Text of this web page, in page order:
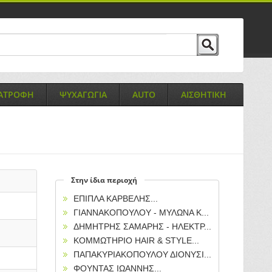
ΨΥΧΑΓΩΓΙΑ AUTO ΑΙΣΘΗΤΙΚΗ
Στην ίδια περιοχή
ΕΠΙΠΛΑ ΚΑΡΒΕΛΗΣ...
ΓΙΑΝΝΑΚΟΠΟΥΛΟΥ - ΜΥΛΩΝΑ Κ...
ΔΗΜΗΤΡΗΣ ΣΑΜΑΡΗΣ - ΗΛΕΚΤΡ...
ΚΟΜΜΩΤΗΡΙΟ HAIR & STYLE...
ΠΑΠΑΚΥΡΙΑΚΟΠΟΥΛΟΥ ΔΙΟΝΥΣΙ...
ΦΟΥΝΤΑΣ ΙΩΑΝΝΗΣ...